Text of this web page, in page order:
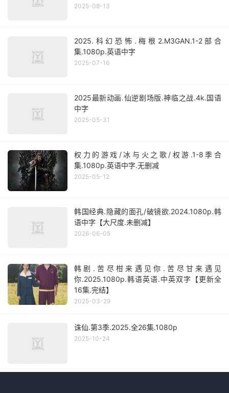
2025-08-13
2025.科幻恐怖.梅根2.M3GAN.1-2部合
集.1080p.英语中字
2025-07-16
2025最新动画.仙逆剧场版.神临之战.4k.国语
中字
2025-05-31
权力的游戏/冰与火之歌/权游.1-8季合
集.1080p.英语中字.无删减
2025-05-12
韩国经典.隐藏的面孔/破镜欲.2024.1080p.韩
语中字【大尺度.未删减】
2026-06-05
韩剧.苦尽柑来遇见你.苦尽甘来遇见
你.2025.1080p.韩语英语.中英双字【更新全
16集.完结】
2025-03-29
诛仙.第3季.2025.全26集.1080p
2025-10-24